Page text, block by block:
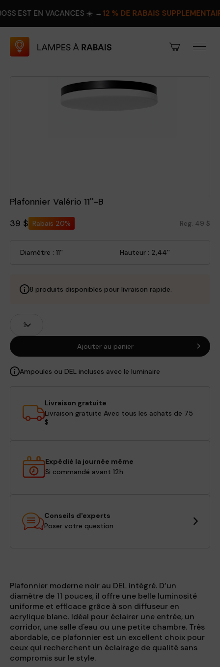
VACANCES ☀️ →12 % DE RABAIS SUPPLÉMENTAIRE
Plafonnier Valério 11''-B
39 $ Rabais 20% Reg. 49 $
Diamètre : 11'' Hauteur : 2,44''
8 produits disponibles pour livraison rapide.
produits
Ajouter au panier
Ampoules ou DEL incluses avec le luminaire
Livraison gratuite
Livraison gratuite Avec tous les achats de 75
$
Expédié la journée même
Si commandé avant 12h
Conseils d'experts
Poser votre question
Plafonnier moderne noir au DEL intégré. D’un
diamètre de 11 pouces, il offre une belle luminosité
uniforme et efficace grâce à son diffuseur en
acrylique blanc. Idéal pour éclairer une entrée, un
corridor, une salle d'eau ou une petite chambre. Très
abordable, ce plafonnier est un excellent choix pour
ceux qui recherchent un éclairage de qualité sans
compromis sur le style.